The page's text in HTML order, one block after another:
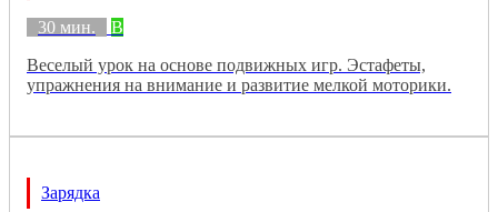
30 мин.
B
Веселый урок на основе подвижных игр. Эстафеты,
упражнения на внимание и развитие мелкой моторики.
Зарядка